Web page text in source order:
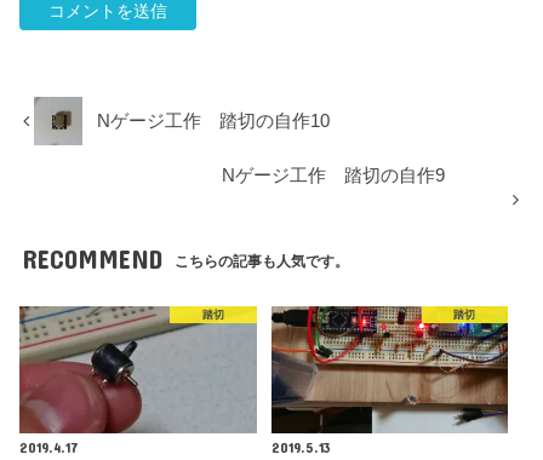
Nゲージ工作 踏切の自作10
Nゲージ工作 踏切の自作9
RECOMMEND こちらの記事も人気です。
踏切
2019.4.17
踏切
2019.5.13